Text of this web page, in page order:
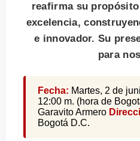
reafirma su
excelencia,
e innovador. Su
para
Fecha: Martes, 2 de
12:00 m. (hora de
Garavito Armero
Bogotá D.C.